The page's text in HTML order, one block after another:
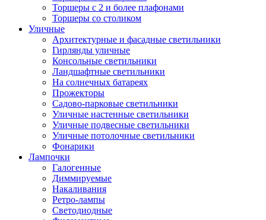
Торшеры с 2 и более плафонами
Торшеры со столиком
Уличные
Архитектурные и фасадные светильники
Гирлянды уличные
Консольные светильники
Ландшафтные светильники
На солнечных батареях
Прожекторы
Садово-парковые светильники
Уличные настенные светильники
Уличные подвесные светильники
Уличные потолочные светильники
Фонарики
Лампочки
Галогенные
Диммируемые
Накаливания
Ретро-лампы
Светодиодные